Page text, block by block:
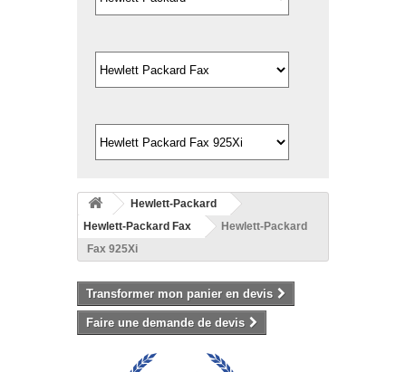
Hewlett-Packard
Hewlett-Packard Fax
Hewlett-Packard
Fax 925Xi
Transformer mon panier en devis
Faire une demande de devis